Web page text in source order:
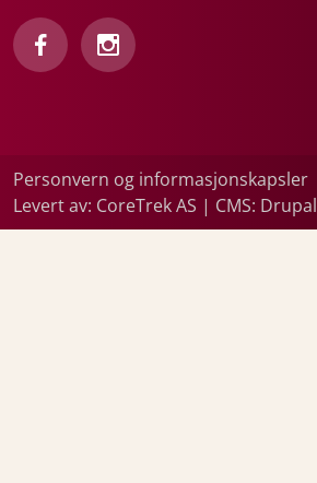
Personvern og informasjonskapsler
Levert av: CoreTrek AS | CMS: Drupal